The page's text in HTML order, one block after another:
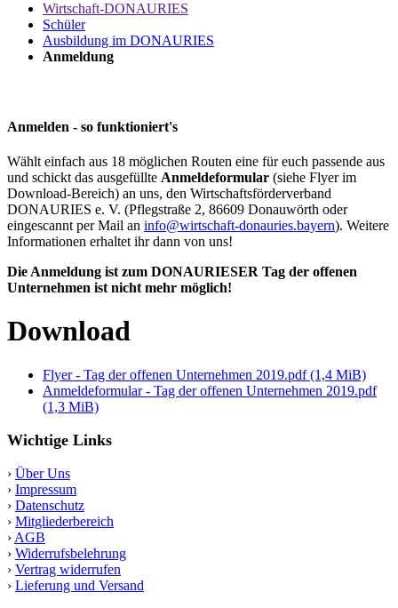
Wirtschaft-DONAURIES
Schüler
Ausbildung im DONAURIES
Anmeldung
Anmelden - so funktioniert's
Wählt einfach aus 18 möglichen Routen eine für euch passende aus
und schickt das ausgefüllte Anmeldeformular (siehe Flyer im
Download-Bereich) an uns, den Wirtschaftsförderverband
DONAURIES e. V. (Pflegstraße 2, 86609 Donauwörth oder
eingescannt per Mail an info@wirtschaft-donauries.bayern). Weitere
Informationen erhaltet ihr dann von uns!
Die Anmeldung ist zum DONAURIESER Tag der offenen
Unternehmen ist nicht mehr möglich!
Download
Flyer - Tag der offenen Unternehmen 2019.pdf(1,4 MiB)
Anmeldeformular - Tag der offenen Unternehmen 2019.pdf
(1,3 MiB)
Wichtige Links
› Über Uns
› Impressum
› Datenschutz
› Mitgliederbereich
› AGB
› Widerrufsbelehrung
› Vertrag widerrufen
› Lieferung und Versand